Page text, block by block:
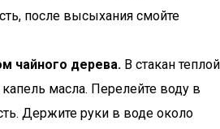
после высыхания смойте
чайного дерева. В стакан теплой
масла. Перелейте воду в
Держите руки в воде около